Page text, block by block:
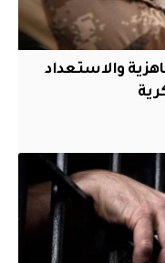
والاستعداد